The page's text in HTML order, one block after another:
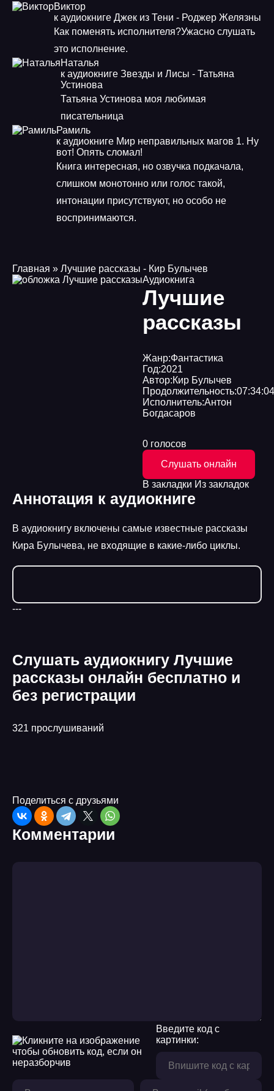
Виктор
к аудиокниге Джек из Тени - Роджер Желязны
Как поменять исполнителя?Ужасно слушать
это исполнение.
Наталья
к аудиокниге Звезды и Лисы - Татьяна
Устинова
Татьяна Устинова моя любимая
писательница
Рамиль
к аудиокниге Мир неправильных магов 1. Ну
вот! Опять сломал!
Книга интересная, но озвучка подкачала,
слишком монотонно или голос такой,
интонации присутствуют, но особо не
воспринимаются.
Главная » Лучшие рассказы - Кир Булычев
Аудиокнига
Лучшие
рассказы
Жанр:Фантастика
Год:2021
Автор:Кир Булычев
Продолжительность:07:34:04
Исполнитель:Антон
Богдасаров
0 голосов
Слушать онлайн
В закладки Из закладок
Аннотация к аудиокниге
В аудиокнигу включены самые известные рассказы
Кира Булычева, не входящие в какие-либо циклы.
---
Слушать аудиокнигу Лучшие
рассказы онлайн бесплатно и
без регистрации
321 прослушиваний
Поделиться с друзьями
Комментарии
Введите код с
картинки: